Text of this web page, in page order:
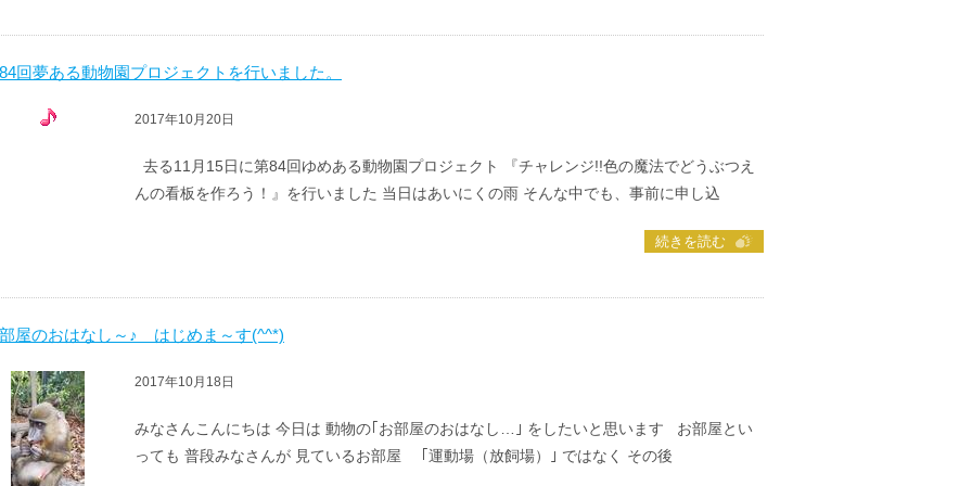
回夢ある動物園プロジェクトを行いました。
2017年10月20日
去る11月15日に第84回ゆめある動物園プロジェクト 『チャレンジ!!色の魔法でどうぶつえ
んの看板を作ろう！』を行いました 当日はあいにくの雨 そんな中でも、事前に申し込
続きを読む
屋のおはなし～♪ はじめま～す(^^*)
2017年10月18日
みなさんこんにちは 今日は 動物の｢お部屋のおはなし…｣ をしたいと思います お部屋とい
っても 普段みなさんが 見ているお部屋 ｢運動場（放飼場）｣ ではなく その後